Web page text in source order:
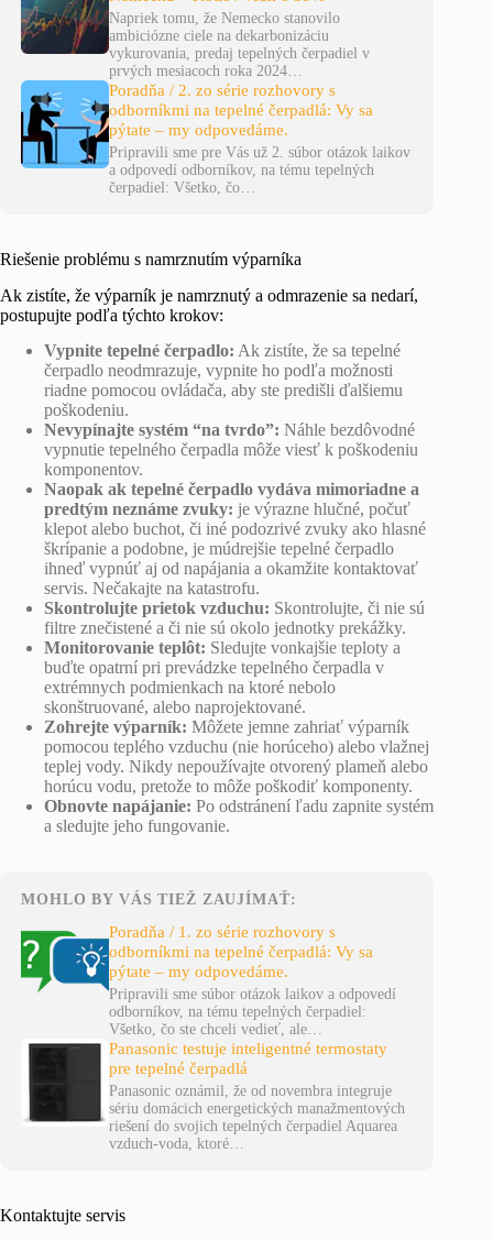
Napriek tomu, že Nemecko stanovilo
ambiciózne ciele na dekarbonizáciu
vykurovania, predaj tepelných čerpadiel v
prvých mesiacoch roka 2024…
Poradňa / 2. zo série rozhovory s
odborníkmi na tepelné čerpadlá: Vy sa
pýtate – my odpovedáme.
Pripravili sme pre Vás už 2. súbor otázok laikov
a odpovedí odborníkov, na tému tepelných
čerpadiel: Všetko, čo…
Riešenie problému s namrznutím výparníka
Ak zistíte, že výparník je namrznutý a odmrazenie sa nedarí,
postupujte podľa týchto krokov:
Vypnite tepelné čerpadlo: Ak zistíte, že sa tepelné
čerpadlo neodmrazuje, vypnite ho podľa možnosti
riadne pomocou ovládača, aby ste predišli ďalšiemu
poškodeniu.
Nevypínajte systém “na tvrdo”: Náhle bezdôvodné
vypnutie tepelného čerpadla môže viesť k poškodeniu
komponentov.
Naopak ak tepelné čerpadlo vydáva mimoriadne a
predtým neznáme zvuky: je výrazne hlučné, počuť
klepot alebo buchot, či iné podozrivé zvuky ako hlasné
škrípanie a podobne, je múdrejšie tepelné čerpadlo
ihneď vypnúť aj od napájania a okamžite kontaktovať
servis. Nečakajte na katastrofu.
Skontrolujte prietok vzduchu: Skontrolujte, či nie sú
filtre znečistené a či nie sú okolo jednotky prekážky.
Monitorovanie teplôt: Sledujte vonkajšie teploty a
buďte opatrní pri prevádzke tepelného čerpadla v
extrémnych podmienkach na ktoré nebolo
skonštruované, alebo naprojektované.
Zohrejte výparník: Môžete jemne zahriať výparník
pomocou teplého vzduchu (nie horúceho) alebo vlažnej
teplej vody. Nikdy nepoužívajte otvorený plameň alebo
horúcu vodu, pretože to môže poškodiť komponenty.
Obnovte napájanie: Po odstránení ľadu zapnite systém
a sledujte jeho fungovanie.
MOHLO BY VÁS TIEŽ ZAUJÍMAŤ:
Poradňa / 1. zo série rozhovory s
odborníkmi na tepelné čerpadlá: Vy sa
pýtate – my odpovedáme.
Pripravili sme súbor otázok laikov a odpovedí
odborníkov, na tému tepelných čerpadiel:
Všetko, čo ste chceli vedieť, ale…
Panasonic testuje inteligentné termostaty
pre tepelné čerpadlá
Panasonic oznámil, že od novembra integruje
sériu domácich energetických manažmentových
riešení do svojich tepelných čerpadiel Aquarea
vzduch-voda, ktoré…
Kontaktujte servis